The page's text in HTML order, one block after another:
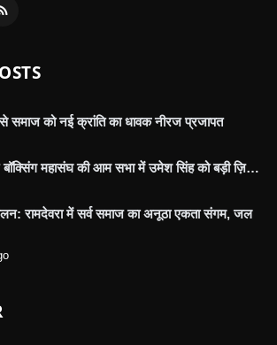
समाज को नई क्रांति का धावक नीरज प्रजापत
बॉक्सिंग महासंघ की आम सभा में उमेश सिंह को बड़ी ज़ि…
रामदेवरा में सर्व समाज का अनूठा एकता संगम, जल